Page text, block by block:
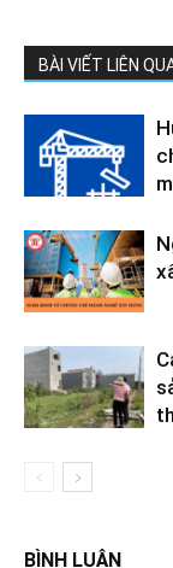
BÀI VIẾT LIÊN
BÌNH LUẬN